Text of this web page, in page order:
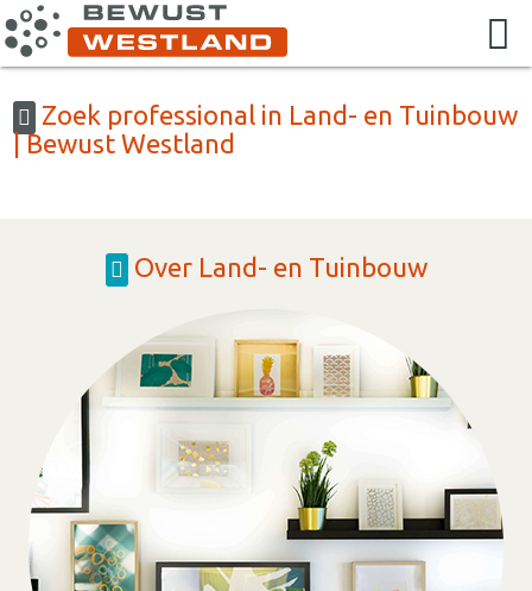
Zoek professional in Land- en Tuinbouw
| Bewust Westland
Over Land- en Tuinbouw